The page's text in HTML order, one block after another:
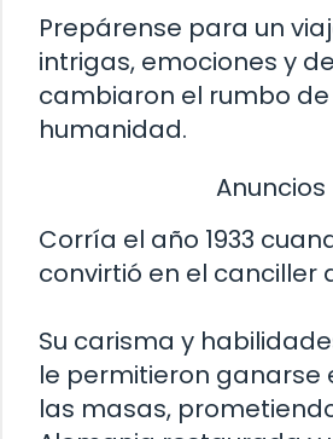
Prepárense para un
intrigas, emociones y
cambiaron el rumbo de
humanidad.
Anuncios
Corría el año 1933
convirtió en el canciller
Su carisma y
le permitieron ganarse
las masas,